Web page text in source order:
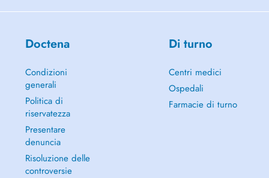
Doctena
Condizioni
generali
Politica di
riservatezza
Presentare
denuncia
Risoluzione delle
controversie
Di turno
Centri medici
Ospedali
Farmacie di turno